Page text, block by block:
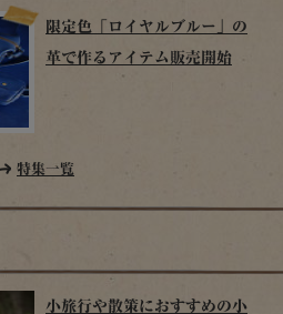
限定色「ロイヤルブルー」の
革で作るアイテム販売開始
特集一覧
小旅行や散策におすすめの小